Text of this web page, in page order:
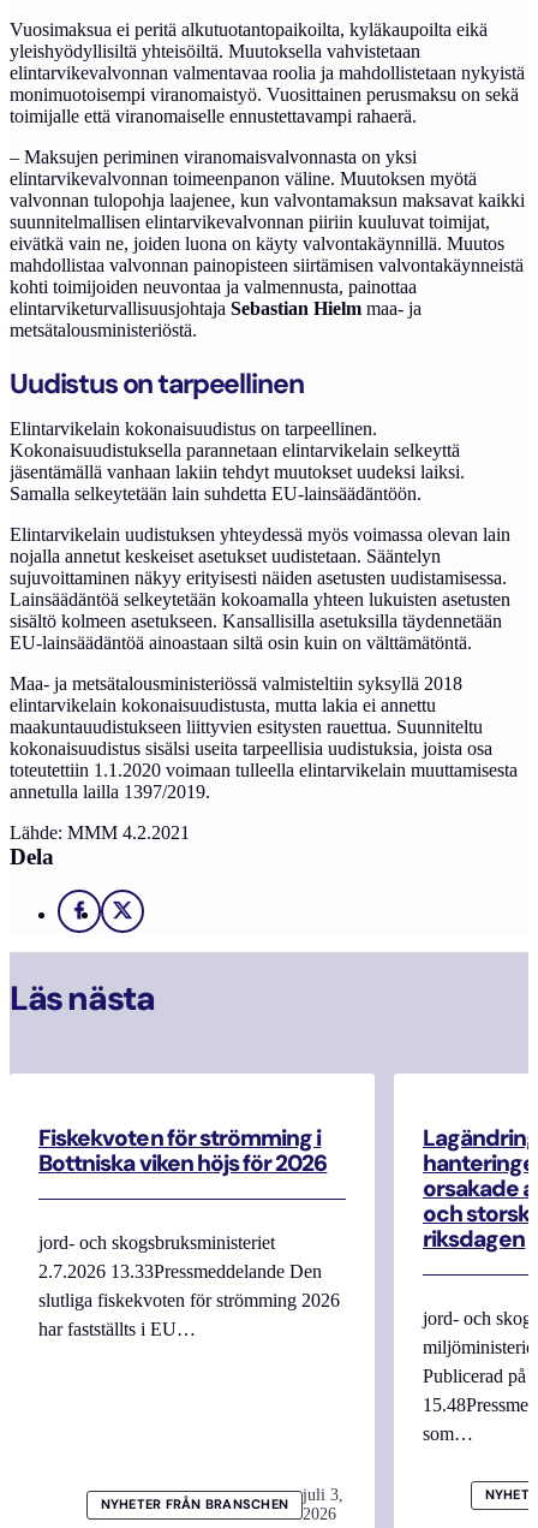
Vuosimaksua ei peritä alkutuotantopaikoilta, kyläkaupoilta eikä
yleishyödyllisiltä yhteisöiltä. Muutoksella vahvistetaan
elintarvikevalvonnan valmentavaa roolia ja mahdollistetaan nykyistä
monimuotoisempi viranomaistyö. Vuosittainen perusmaksu on sekä
toimijalle että viranomaiselle ennustettavampi rahaerä.
– Maksujen periminen viranomaisvalvonnasta on yksi
elintarvikevalvonnan toimeenpanon väline. Muutoksen myötä
valvonnan tulopohja laajenee, kun valvontamaksun maksavat kaikki
suunnitelmallisen elintarvikevalvonnan piiriin kuuluvat toimijat,
eivätkä vain ne, joiden luona on käyty valvontakäynnillä. Muutos
mahdollistaa valvonnan painopisteen siirtämisen valvontakäynneistä
kohti toimijoiden neuvontaa ja valmennusta, painottaa
elintarviketurvallisuusjohtaja Sebastian Hielm maa- ja
metsätalousministeriöstä.
Uudistus on tarpeellinen
Elintarvikelain kokonaisuudistus on tarpeellinen.
Kokonaisuudistuksella parannetaan elintarvikelain selkeyttä
jäsentämällä vanhaan lakiin tehdyt muutokset uudeksi laiksi.
Samalla selkeytetään lain suhdetta EU-lainsäädäntöön.
Elintarvikelain uudistuksen yhteydessä myös voimassa olevan lain
nojalla annetut keskeiset asetukset uudistetaan. Sääntelyn
sujuvoittaminen näkyy erityisesti näiden asetusten uudistamisessa.
Lainsäädäntöä selkeytetään kokoamalla yhteen lukuisten asetusten
sisältö kolmeen asetukseen. Kansallisilla asetuksilla täydennetään
EU-lainsäädäntöä ainoastaan siltä osin kuin on välttämätöntä.
Maa- ja metsätalousministeriössä valmisteltiin syksyllä 2018
elintarvikelain kokonaisuudistusta, mutta lakia ei annettu
maakuntauudistukseen liittyvien esitysten rauettua. Suunniteltu
kokonaisuudistus sisälsi useita tarpeellisia uudistuksia, joista osa
toteutettiin 1.1.2020 voimaan tulleella elintarvikelain muuttamisesta
annetulla lailla 1397/2019.
Lähde: MMM 4.2.2021
Dela
Facebook
X
Läs nästa
Fiskekvoten för strömming i
Bottniska viken höjs för 2026
jord- och skogsbruksministeriet
2.7.2026 13.33Pressmeddelande Den
slutliga fiskekvoten för strömming 2026
har fastställts i EU…
NYHETER FRÅN BRANSCHEN
juli 3,
2026
orsakade
och
riksdagen
jord- och
Publicerad på
som…